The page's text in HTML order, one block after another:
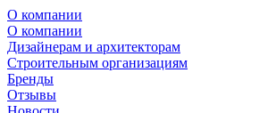
О компании
О компании
Дизайнерам и архитекторам
Строительным организациям
Бренды
Отзывы